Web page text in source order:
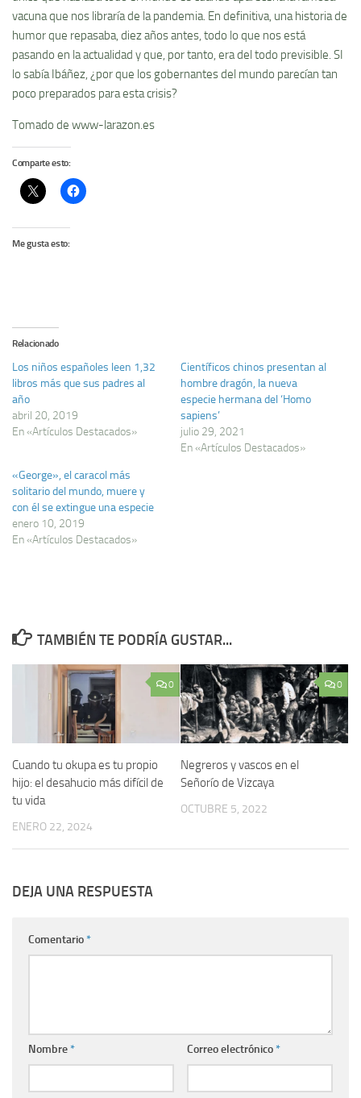
vacuna que nos libraría de la pandemia. En definitiva, una historia de
humor que repasaba, diez años antes, todo lo que nos está
pasando en la actualidad y que, por tanto, era del todo previsible. SI
lo sabía Ibáñez, ¿por que los gobernantes del mundo parecían tan
poco preparados para esta crisis?
Tomado de www-larazon.es
Comparte esto:
Me gusta esto:
Relacionado
Los niños españoles leen 1,32
libros más que sus padres al
año
abril 20, 2019
En «Artículos Destacados»
Científicos chinos presentan al
hombre dragón, la nueva
especie hermana del ‘Homo
sapiens’
julio 29, 2021
En «Artículos Destacados»
«George», el caracol más
solitario del mundo, muere y
con él se extingue una especie
enero 10, 2019
En «Artículos Destacados»
TAMBIÉN TE PODRÍA GUSTAR...
0
Cuando tu okupa es tu propio
hijo: el desahucio más difícil de
tu vida
ENERO 22, 2024
0
Negreros y vascos en el
Señorío de Vizcaya
OCTUBRE 5, 2022
DEJA UNA RESPUESTA
Comentario*
Nombre* Correo electrónico*